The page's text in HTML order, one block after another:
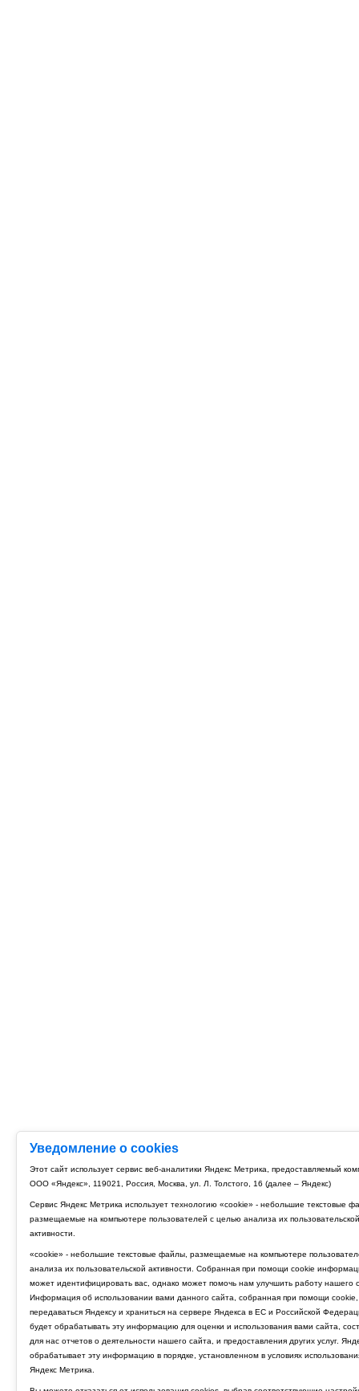
Уведомление о cookies
Этот сайт использует сервис веб-аналитики Яндекс Метрика, предоставляемый
ООО «Яндекс», 119021, Россия, Москва, ул. Л. Толстого, 16 (далее – Яндекс)
Сервис Яндекс Метрика использует технологию «cookie» - небольшие текстовые
размещаемые на компьютере пользователей с целью анализа их пользовательской
активности.
«cookie» - небольшие текстовые файлы, размещаемые на компьютере
анализа их пользовательской активности. Собранная при помощи cookie
может идентифицировать вас, однако может помочь нам улучшить работу нашего
Информация об использовании вами данного сайта, собранная при помощи cookie,
передаваться Яндексу и храниться на сервере Яндекса в ЕС и Российской
будет обрабатывать эту информацию для оценки и использования вами сайта,
для нас отчетов о деятельности нашего сайта, и предоставления других услуг.
обрабатывает эту информацию в порядке, установленном в условиях
Яндекс Метрика.